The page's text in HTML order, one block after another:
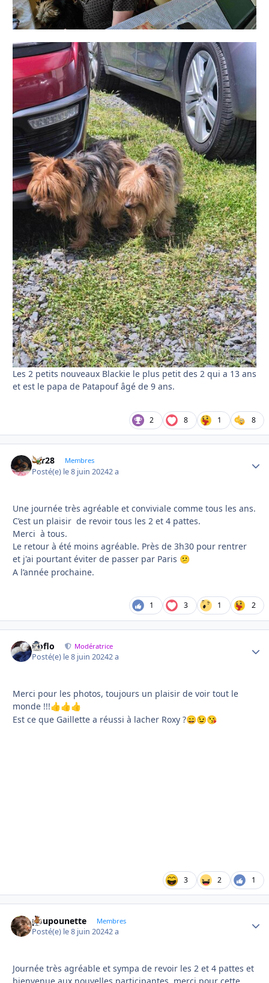
Les 2 petits nouveaux Blackie le plus petit des 2 qui a 13 ans
et est le papa de Patapouf âgé de 9 ans.
2 8 1 8
frfr28 Membres
Posté(e) le 8 juin 20242 a
Une journée très agréable et conviviale comme tous les ans.
C’est un plaisir de revoir tous les 2 et 4 pattes.
Merci à tous.
Le retour à été moins agréable. Près de 3h30 pour rentrer
et j'ai pourtant éviter de passer par Paris 😕
A l’année prochaine.
1 3 1 2
floflo Modératrice
Posté(e) le 8 juin 20242 a
Merci pour les photos, toujours un plaisir de voir tout le
monde !!!👍👍👍
Est ce que Gaillette a réussi à lacher Roxy ?😄😉😘
3 2 1
poupounette Membres
Posté(e) le 8 juin 20242 a
Journée très agréable et sympa de revoir les 2 et 4 pattes et